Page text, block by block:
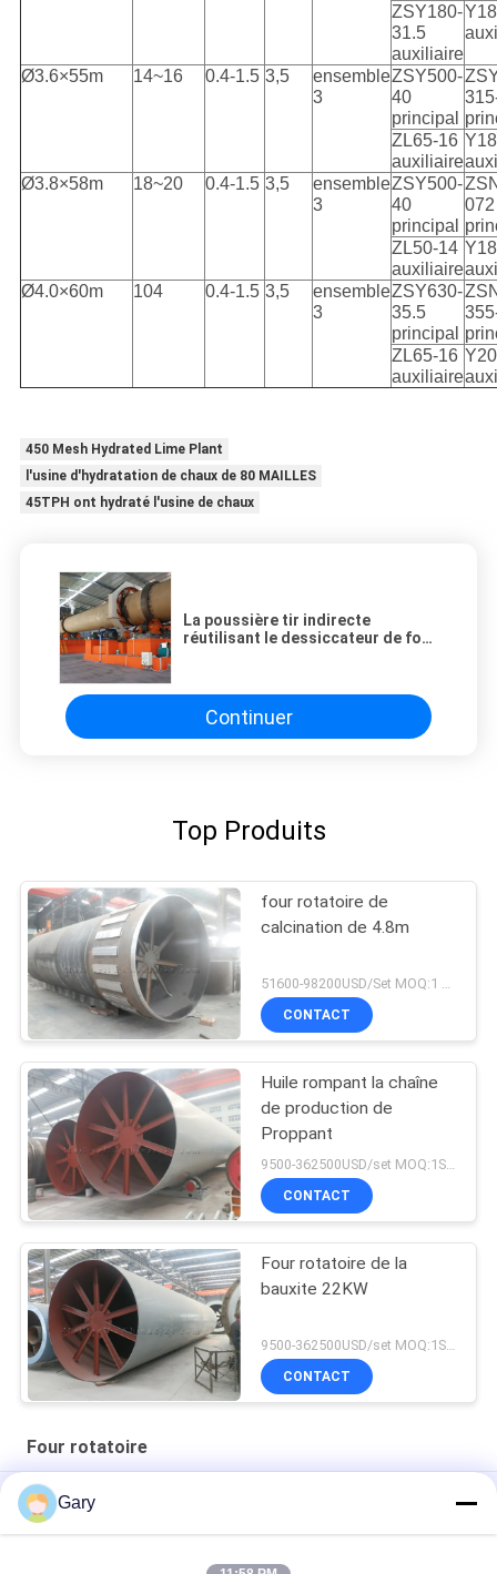
ZSY180-
31.5
auxiliaire
Ø3.6×55m 14~16 0.4-1.5 3,5
ensemble
3
ZSY500-
40
principal
ZL65-16
auxiliaire
Ø3.8×58m
18~20 0.4-1.5 3,5
ensemble
3
ZSY500-
40
principal
072
ZL50-14
auxiliaire
Ø4.0×60m
104 0.4-1.5 3,5
ensemble
3
ZSY630-
35.5
principal
ZL65-16
auxiliaire
450 Mesh Hydrated Lime Plant
l'usine d'hydratation de chaux de 80 MAILLES
45TPH ont hydraté l'usine de chaux
La poussière tir indirecte
réutilisant le dessiccateur de four
Continuer
Top Produits
four rotatoire de
calcination de 4.8m
51600-98200USD/Set MOQ:1 ensemble
CONTACT
Huile rompant la chaîne
de production de
Proppant
CONTACT
Four rotatoire de la
bauxite 22KW
CONTACT
Four rotatoire
Incinérateur de déchets biomédicaux personnalisable pour un
traitement efficace des déchets
Gary